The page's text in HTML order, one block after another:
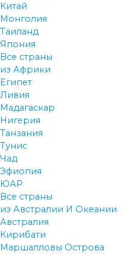
Китай
Монголия
Таиланд
Япония
Все страны
из Африки
Египет
Ливия
Мадагаскар
Нигерия
Танзания
Тунис
Чад
Эфиопия
ЮАР
Все страны
из Австралии И Океании
Австралия
Кирибати
Маршалловы Острова